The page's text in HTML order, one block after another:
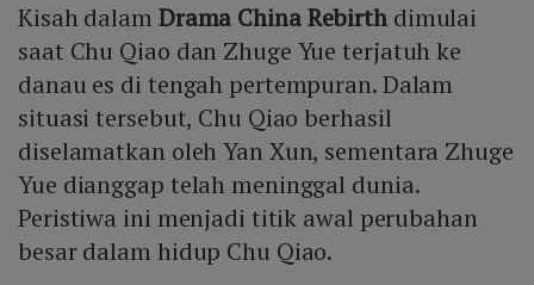
produksi dan penayangan drama dilanjutkan kembali.
Kisah dalam Drama China Rebirthdimulai
saat Chu Qiao dan Zhuge Yue terjatuh ke
danau es di tengah pertempuran. Dalam
situasi tersebut, Chu Qiao berhasil
diselamatkan oleh Yan Xun, sementara Zhuge
Yue dianggap telah meninggal dunia.
Peristiwa ini menjadi titik awal perubahan
besar dalam hidup Chu Qiao.